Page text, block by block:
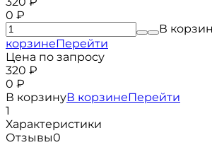
0 ₽
В
корзинеПерейти
Цена по запросу
320 ₽
0 ₽
В корзинуВ корзинеПерейти
1
Характеристики
Отзывы0